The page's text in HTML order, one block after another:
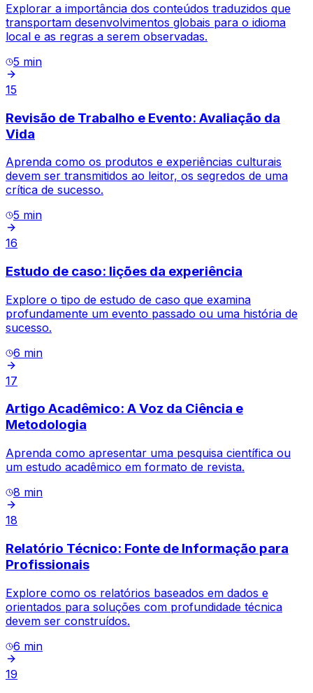
Explorar a importância dos conteúdos traduzidos que
transportam desenvolvimentos globais para o idioma
local e as regras a serem observadas.
5 min
15
Revisão de Trabalho e Evento: Avaliação da
Vida
Aprenda como os produtos e experiências culturais
devem ser transmitidos ao leitor, os segredos de uma
crítica de sucesso.
5 min
16
Estudo de caso: lições da experiência
Explore o tipo de estudo de caso que examina
profundamente um evento passado ou uma história de
sucesso.
6 min
17
Artigo Acadêmico: A Voz da Ciência e
Metodologia
Aprenda como apresentar uma pesquisa científica ou
um estudo acadêmico em formato de revista.
8 min
18
Relatório Técnico: Fonte de Informação para
Profissionais
Explore como os relatórios baseados em dados e
orientados para soluções com profundidade técnica
devem ser construídos.
6 min
19